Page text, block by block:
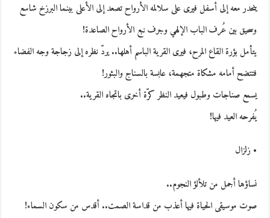
ينحدر معه إلى أسفل فيرى على سلالمه الأرواح تصعد إلى الأعلى بينما البرزخ شاسع
وسحيق بين عُرف الباب الإلهي وجرف نبع الأرواح الصاعدة!
يتأمل بؤرة القاع المرح، فيرى القرية الباسم أهلها.. يردّ نظره إلى زجاجة وجه الفضاء
فتتضح أمامه مشكاة متجهمة، عابسة بالسناج والبثور!
يسمع صناجات وطبول فيعيد النظر كرّة أخرى باتجاه القرية..
يُفرحه العيد فيها!
• زلزال
نساؤها أجمل من تلألؤ النجوم..
صوت موسيقى الحياة فيها أعذب من قداسة الصمت.. أقدس من سكون السماء!